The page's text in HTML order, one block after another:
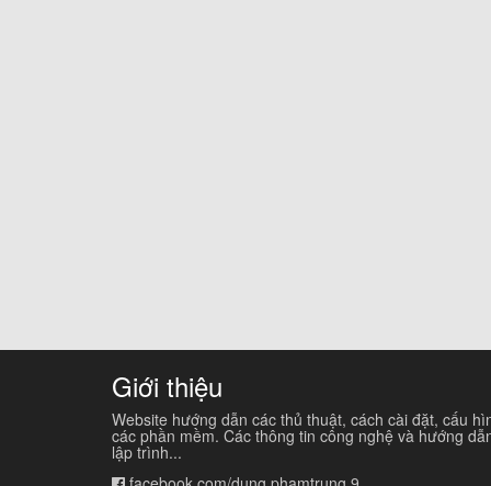
Giới thiệu
Website hướng dẫn các thủ thuật, cách cài đặt, cấu
các phần mềm. Các thông tin công nghệ và hướng
lập trình...